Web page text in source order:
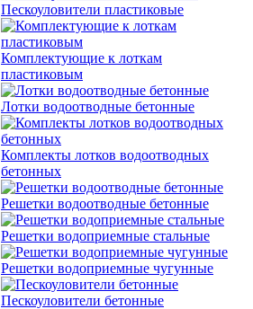
Пескоуловители пластиковые
Комплектующие к лоткам
пластиковым
Лотки водоотводные бетонные
Комплекты лотков водоотводных
бетонных
Решетки водоотводные бетонные
Решетки водоприемные стальные
Решетки водоприемные чугунные
Пескоуловители бетонные